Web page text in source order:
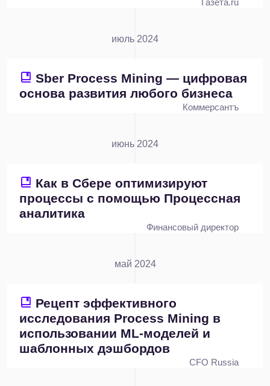
Газета.ru
июль 2024
Sber Process Mining — цифровая
основа развития любого бизнеса
Коммерсантъ
июнь 2024
Как в Сбере оптимизируют
процессы с помощью Процессная
аналитика
Финансовый директор
май 2024
Рецепт эффективного
исследования Process Mining в
использовании ML-моделей и
шаблонных дэшбордов
CFO Russia